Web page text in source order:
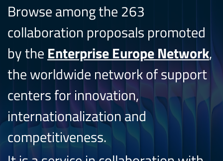
Browse among the 263
collaboration proposals promoted
by the Enterprise Europe Network,
the worldwide network of support
centers for innovation,
internationalization and
competitiveness.